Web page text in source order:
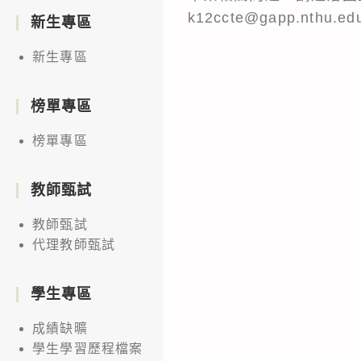
新生專區
新生專區
榜單專區
榜單專區
教師甄試
教師甄試
代理教師甄試
學生專區
成績缺曠
學生學習歷程檔案